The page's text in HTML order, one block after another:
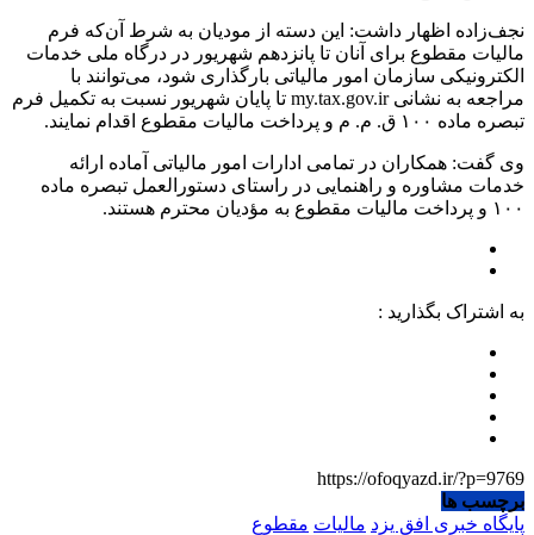
نجف‌زاده اظهار داشت: این دسته از مودیان به شرط آن‌که فرم
مالیات مقطوع برای آنان تا پانزدهم شهریور در درگاه ملی خدمات
الکترونیکی سازمان امور مالیاتی بارگذاری شود، می‌توانند با
مراجعه به نشانی my.tax.gov.ir تا پایان شهریور نسبت به تکمیل فرم
تبصره ماده ۱۰۰ ق. م. م و پرداخت مالیات مقطوع اقدام نمایند.
وی گفت: همکاران در تمامی ادارات امور مالیاتی آماده ارائه
خدمات مشاوره و راهنمایی در راستای دستورالعمل تبصره ماده
۱۰۰ و پرداخت مالیات مقطوع به مؤدیان محترم هستند.
به اشتراک بگذارید :
https://ofoqyazd.ir/?p=9769
برچسب ها
پایگاه خبری افق یزد مالیات مقطوع